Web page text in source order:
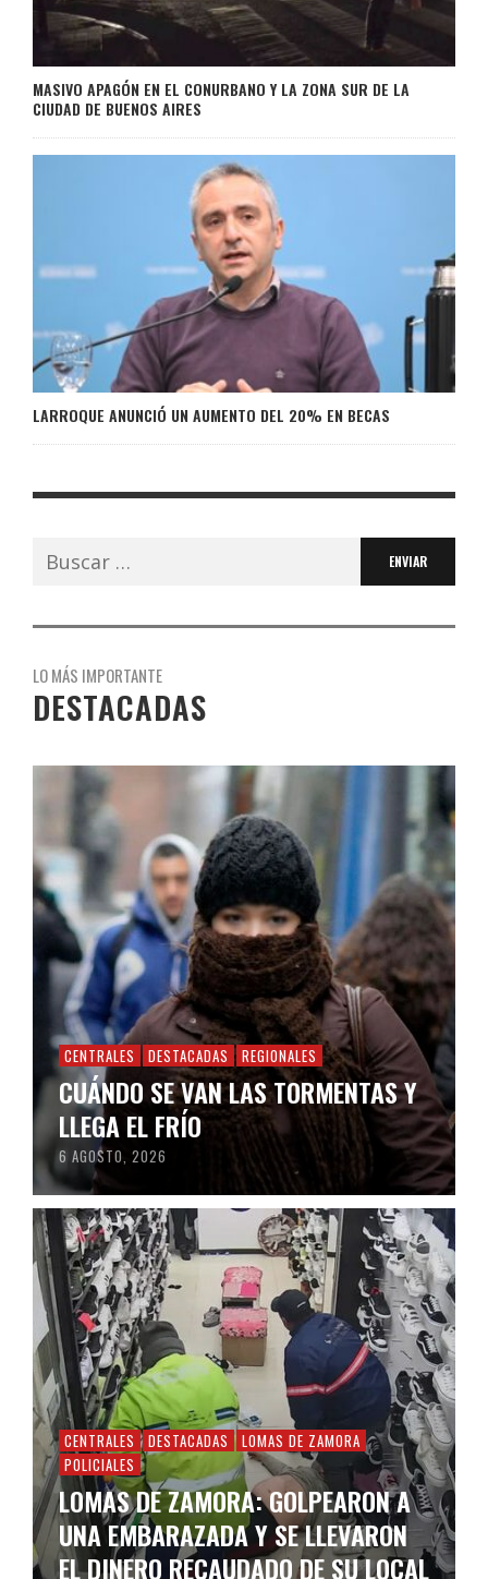
MASIVO APAGÓN EN EL CONURBANO Y LA ZONA SUR DE LA
CIUDAD DE BUENOS AIRES
LARROQUE ANUNCIÓ UN AUMENTO DEL 20% EN BECAS
Buscar:
LO MÁS IMPORTANTE
DESTACADAS
CENTRALES DESTACADAS REGIONALES
CUÁNDO SE VAN LAS TORMENTAS Y
LLEGA EL FRÍO
6 AGOSTO, 2026
CENTRALES DESTACADAS
LOMAS DE ZAMORA
POLICIALES
LOMAS DE ZAMORA: GOLPEARON A
UNA EMBARAZADA Y SE LLEVARON
EL DINERO RECAUDADO DE SU LOCAL